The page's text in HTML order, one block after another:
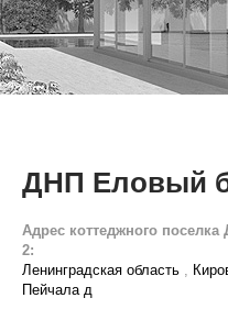
ДНП Еловый
Адрес коттеджного
2:
Ленинградская область ,
Пейчала д